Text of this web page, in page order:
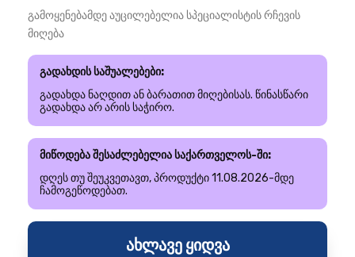
გამოყენებამდე აუცილებელია სპეციალისტის რჩევის
მიღება
გადახდის საშუალებები:
გადახდა ნაღდით ან ბარათით მიღებისას. წინასწარი
გადახდა არ არის საჭირო.
მიწოდება შესაძლებელია საქართველოს-ში:
დღეს თუ შეუკვეთავთ, პროდუქტი 11.08.2026-მდე
ჩამოგეწოდებათ.
ახლავე ყიდვა